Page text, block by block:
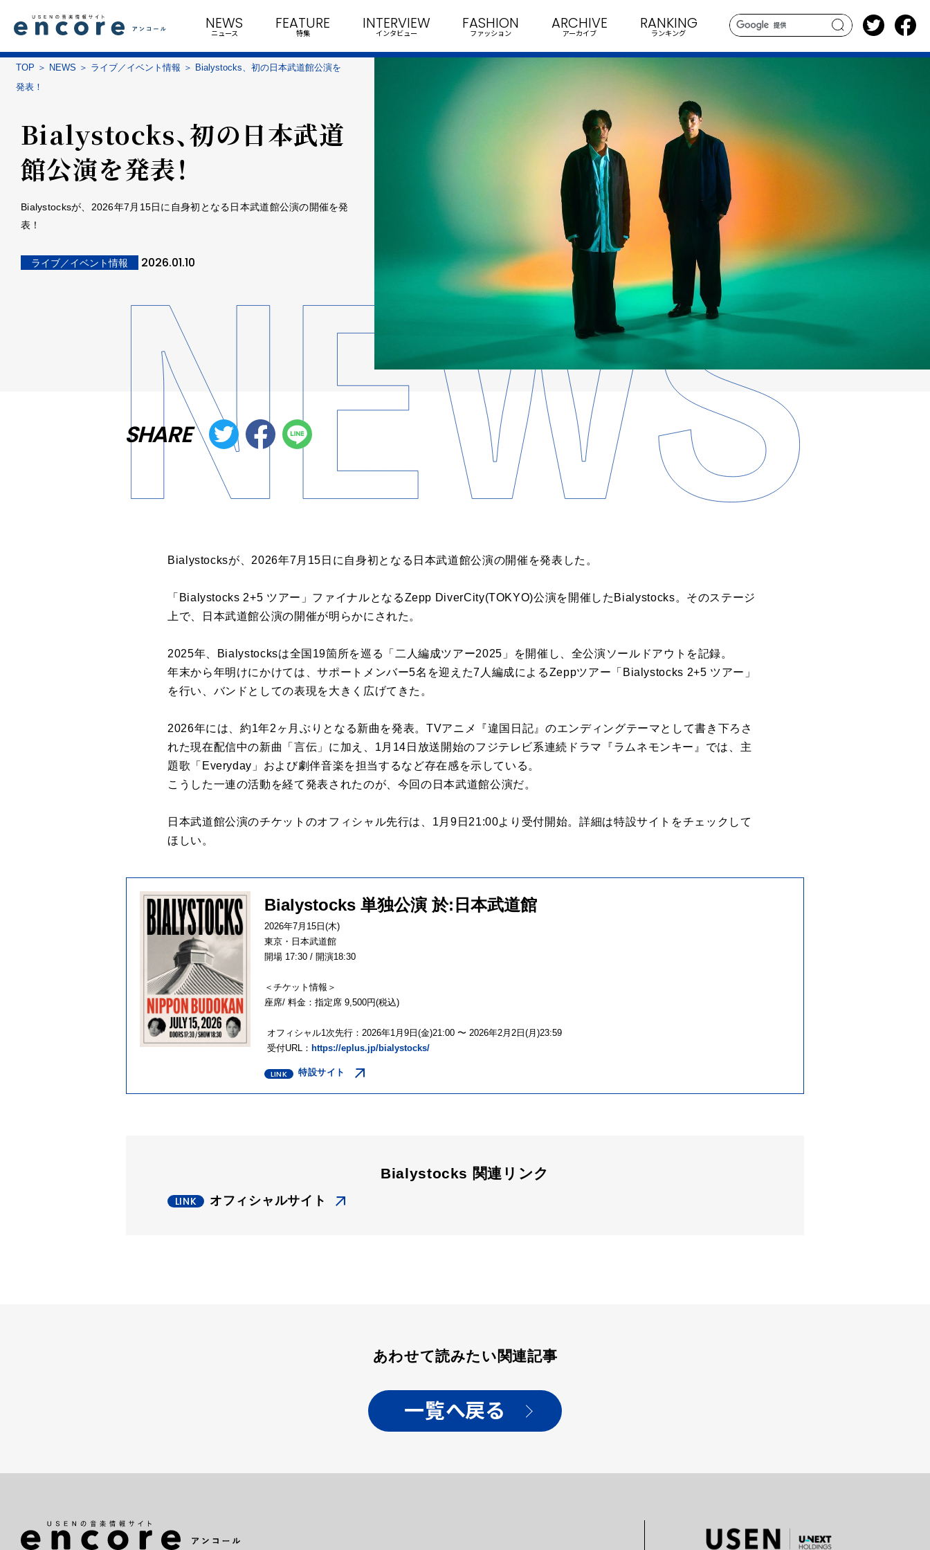
search
NEWS
ニュース
FEATURE
特集
INTERVIEW
インタビュー
FASHION
ファッション
ARCHIVE
アーカイブ
RANKING
ランキング
TOP NEWS ライブ／イベント情報
Bialystocks、初の日本武道館公演を
発表！
Bialystocks、初の日本武道
館公演を発表！
Bialystocksが、2026年7月15日に自身初となる日本武道館公演の開催を発
表！
ライブ／イベント情報 2026.01.10
SHARE
Bialystocksが、2026年7月15日に自身初となる日本武道館公演の開催を発表した。
「Bialystocks 2+5 ツアー」ファイナルとなるZepp DiverCity(TOKYO)公演を開催したBialystocks。そのステージ
上で、日本武道館公演の開催が明らかにされた。
2025年、Bialystocksは全国19箇所を巡る「二人編成ツアー2025」を開催し、全公演ソールドアウトを記録。
年末から年明けにかけては、サポートメンバー5名を迎えた7人編成によるZeppツアー「Bialystocks 2+5 ツアー」
を行い、バンドとしての表現を大きく広げてきた。
2026年には、約1年2ヶ月ぶりとなる新曲を発表。TVアニメ『違国日記』のエンディングテーマとして書き下ろさ
れた現在配信中の新曲「言伝」に加え、1月14日放送開始のフジテレビ系連続ドラマ『ラムネモンキー』では、主
題歌「Everyday」および劇伴音楽を担当するなど存在感を示している。
こうした一連の活動を経て発表されたのが、今回の日本武道館公演だ。
日本武道館公演のチケットのオフィシャル先行は、1月9日21:00より受付開始。詳細は特設サイトをチェックして
ほしい。
Bialystocks 単独公演 於:日本武道館
2026年7月15日(木)
東京・日本武道館
開場 17:30 / 開演18:30
＜チケット情報＞
座席/ 料金：指定席 9,500円(税込)
オフィシャル1次先行：2026年1月9日(金)21:00 〜 2026年2月2日(月)23:59
受付URL： https://eplus.jp/bialystocks/
特設サイト
Bialystocks 関連リンク
オフィシャルサイト
あわせて読みたい関連記事
一覧へ戻る